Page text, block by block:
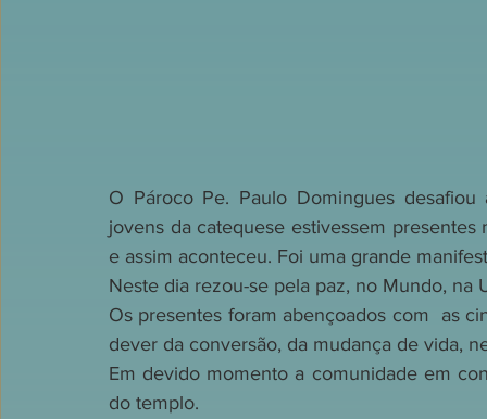
O Pároco Pe. Paulo Domingues
jovens da catequese estivessem
e assim aconteceu. Foi uma grande
Neste dia rezou-se pela paz, no Mundo, na
Os presentes foram abençoados com  as
dever da conversão, da mudança de vida,
Em devido momento a comunidade em
do templo.